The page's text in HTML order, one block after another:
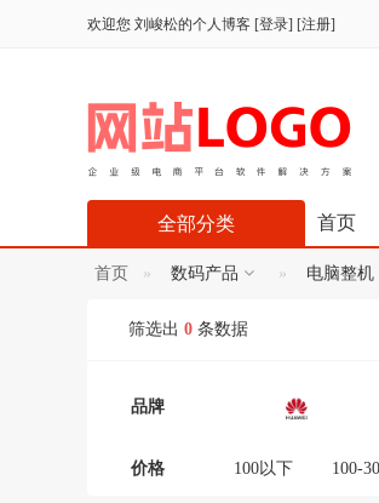
欢迎您 刘峻松的个人博客 [登录] [注册]
首页
全部分类
首页 数码产品 电脑整机
筛选出 0 条数据
品牌
价格 100以下 100-